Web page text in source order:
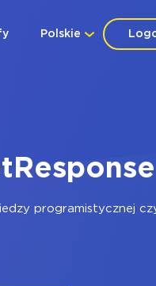
Polskie
programistycznej